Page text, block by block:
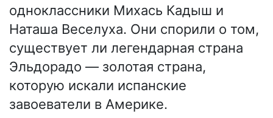
одноклассники Михась Кадыш и
Наташа Веселуха. Они спорили о том,
существует ли легендарная страна
Эльдорадо — золотая страна,
которую искали испанские
завоеватели в Америке.